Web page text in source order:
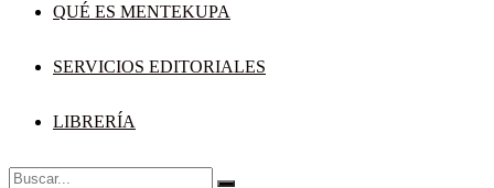
QUÉ ES MENTEKUPA
SERVICIOS EDITORIALES
LIBRERÍA